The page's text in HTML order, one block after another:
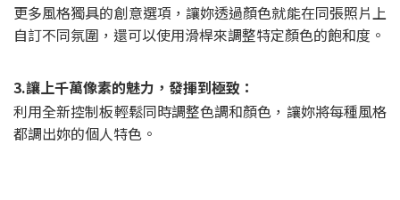
更多風格獨具的創意選項，讓妳透過顏色就能在同張照片上
自訂不同氛圍，還可以使用滑桿來調整特定顏色的飽和度。
3.讓上千萬像素的魅力，發揮到極致：
利用全新控制板輕鬆同時調整色調和顏色，讓妳將每種風格
都調出妳的個人特色。